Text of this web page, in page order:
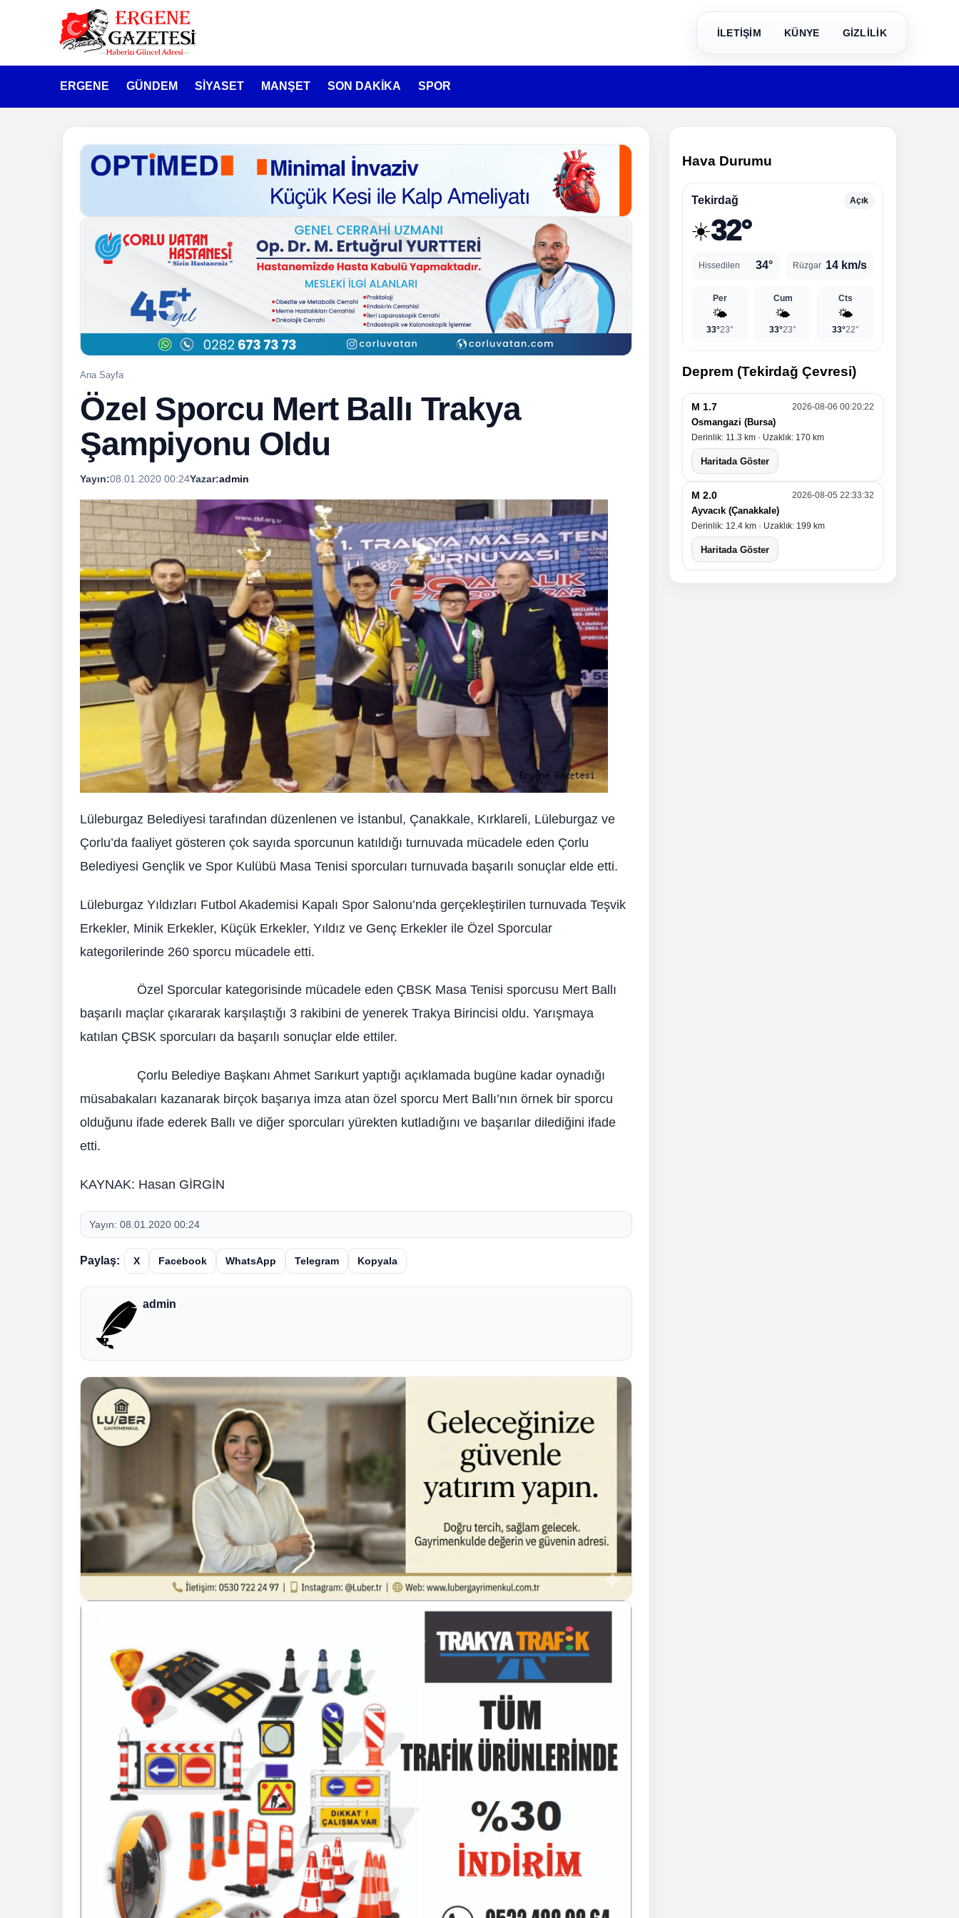
İLETİŞİM KÜNYE GİZLİLİK
ERGENE GÜNDEM SİYASET MANŞET SON DAKİKA SPOR
Ana Sayfa
Özel Sporcu Mert Ballı Trakya
Şampiyonu Oldu
Yayın:08.01.2020 00:24Yazar:admin
Lüleburgaz Belediyesi tarafından düzenlenen ve İstanbul, Çanakkale, Kırklareli, Lüleburgaz ve
Çorlu’da faaliyet gösteren çok sayıda sporcunun katıldığı turnuvada mücadele eden Çorlu
Belediyesi Gençlik ve Spor Kulübü Masa Tenisi sporcuları turnuvada başarılı sonuçlar elde etti.
Lüleburgaz Yıldızları Futbol Akademisi Kapalı Spor Salonu’nda gerçekleştirilen turnuvada Teşvik
Erkekler, Minik Erkekler, Küçük Erkekler, Yıldız ve Genç Erkekler ile Özel Sporcular
kategorilerinde 260 sporcu mücadele etti.
Özel Sporcular kategorisinde mücadele eden ÇBSK Masa Tenisi sporcusu Mert Ballı
başarılı maçlar çıkararak karşılaştığı 3 rakibini de yenerek Trakya Birincisi oldu. Yarışmaya
katılan ÇBSK sporcuları da başarılı sonuçlar elde ettiler.
Çorlu Belediye Başkanı Ahmet Sarıkurt yaptığı açıklamada bugüne kadar oynadığı
müsabakaları kazanarak birçok başarıya imza atan özel sporcu Mert Ballı’nın örnek bir sporcu
olduğunu ifade ederek Ballı ve diğer sporcuları yürekten kutladığını ve başarılar dilediğini ifade
etti.
KAYNAK: Hasan GİRGİN
Yayın: 08.01.2020 00:24
Paylaş: X Facebook WhatsApp Telegram Kopyala
admin
Hava Durumu
Tekirdağ Açık
☀️32°
Hissedilen 34° Rüzgar 14 km/s
Per
🌤️
33°23°
Cum
🌤️
33°23°
Cts
🌤️
33°22°
Deprem (Tekirdağ Çevresi)
M 1.7 2026-08-06 00:20:22
Osmangazi (Bursa)
Derinlik: 11.3 km · Uzaklık: 170 km
Haritada Göster
M 2.0 2026-08-05 22:33:32
Ayvacık (Çanakkale)
Derinlik: 12.4 km · Uzaklık: 199 km
Haritada Göster